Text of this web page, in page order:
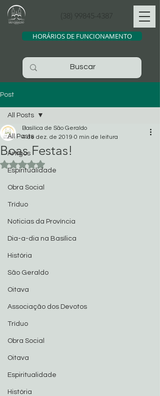
(38) 99845-4387
HORÁRIOS DE FUNCIONAMENTO
Post
All Posts
Artigos
Espiritualidade
Obra Social
Tríduo
Noticias da Província
Dia-a-dia na Basílica
História
São Geraldo
Oitava
Associação dos Devotos
Tríduo
Obra Social
Oitava
Espiritualidade
História
All Posts
Boas Festas!
Basílica de São Geraldo
4 de dez. de 2019 0 min de leitura
Avaliado com NaN de 5 estrelas.